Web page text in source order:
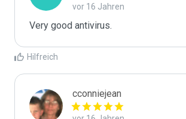
vor 16 Jahren
Very good antivirus.
Hilfreich
cconniejean